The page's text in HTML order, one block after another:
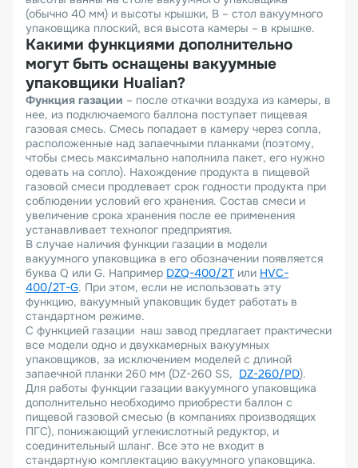
(обычно 40 мм) и высоты крышки, В – стол вакуумного
упаковщика плоский, вся высота камеры – в крышке.
Какими функциями дополнительно
могут быть оснащены вакуумные
упаковщики Hualian?
Функция газации – после откачки воздуха из камеры, в
нее, из подключаемого баллона поступает пищевая
газовая смесь. Смесь попадает в камеру через сопла,
расположенные над запаечными планками (поэтому,
чтобы смесь максимально наполнила пакет, его нужно
одевать на сопло). Нахождение продукта в пищевой
газовой смеси продлевает срок годности продукта при
соблюдении условий его хранения. Состав смеси и
увеличение срока хранения после ее применения
устанавливает технолог предприятия.
В случае наличия функции газации в модели
вакуумного упаковщика в его обозначении появляется
буква Q или G. Например DZQ-400/2T или HVC-
400/2T-G. При этом, если не использовать эту
функцию, вакуумный упаковщик будет работать в
стандартном режиме.
С функцией газации наш завод предлагает практически
все модели одно и двухкамерных вакуумных
упаковщиков, за исключением моделей с длиной
запаечной планки 260 мм (DZ-260 SS, DZ-260/PD).
Для работы функции газации вакуумного упаковщика
дополнительно необходимо приобрести баллон с
пищевой газовой смесью (в компаниях производящих
ПГС), понижающий углекислотный редуктор, и
соединительный шланг. Все это не входит в
стандартную комплектацию вакуумного упаковщика.